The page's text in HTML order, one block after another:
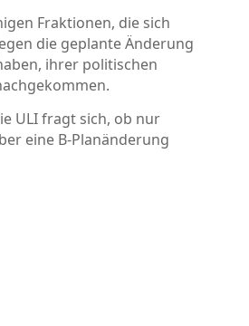
Fraktionen, die sich
die geplante Änderung
ihrer politischen
ULI fragt sich, ob nur
eine B-Planänderung